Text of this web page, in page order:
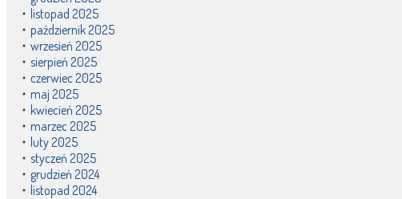
listopad 2025
październik 2025
wrzesień 2025
sierpień 2025
czerwiec 2025
maj 2025
kwiecień 2025
marzec 2025
luty 2025
styczeń 2025
grudzień 2024
listopad 2024